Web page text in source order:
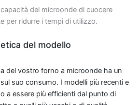
del microonde di cuocere
per ridurre i tempi di utilizzo.
del modello
del vostro forno a microonde ha un
suo consumo. I modelli più recenti e
a essere più efficienti dal punto di